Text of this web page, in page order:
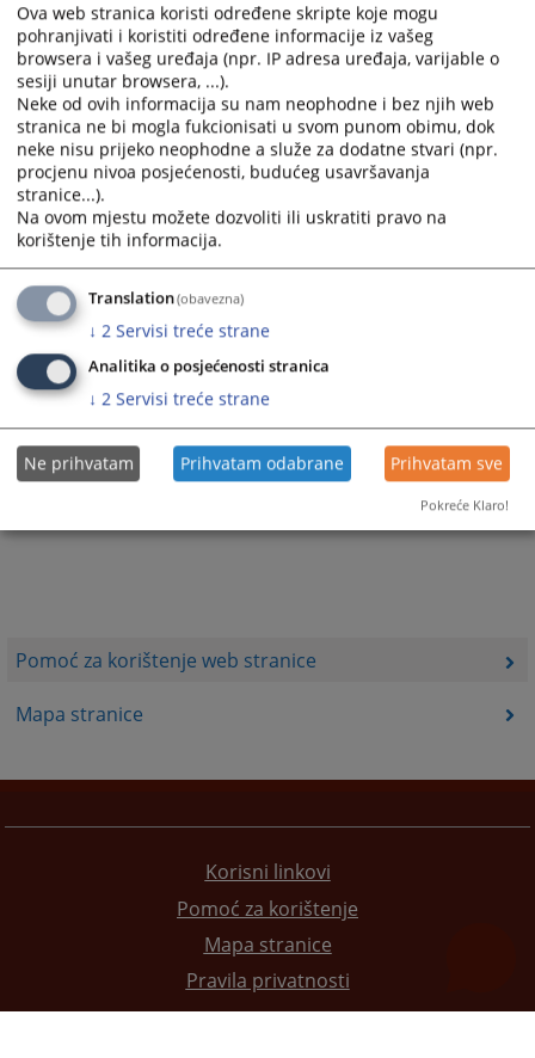
Pomoć za korištenje web stranice
Mapa stranice
Trenutno nema vijesti
Korisni linkovi
Pomoć za korištenje
Mapa stranice
Pravila privatnosti
Ova web stranica koristi određene skripte koje mogu
pohranjivati i koristiti određene informacije iz vašeg
browsera i vašeg uređaja (npr. IP adresa uređaja, varijable o
sesiji unutar browsera, ...).
Neke od ovih informacija su nam neophodne i bez njih web
stranica ne bi mogla fukcionisati u svom punom obimu, dok
neke nisu prijeko neophodne a služe za dodatne stvari (npr.
procjenu nivoa posjećenosti, budućeg usavršavanja
stranice...).
Na ovom mjestu možete dozvoliti ili uskratiti pravo na
korištenje tih informacija.
Translation(obavezna)
↓ 2 Servisi treće strane
Analitika o posjećenosti stranica
↓ 2 Servisi treće strane
Ne prihvatam Prihvatam odabrane Prihvatam sve
Pokreće Klaro!